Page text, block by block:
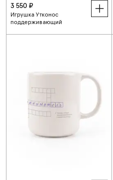
3 550 ₽
Игрушка Утконос
поддерживающий